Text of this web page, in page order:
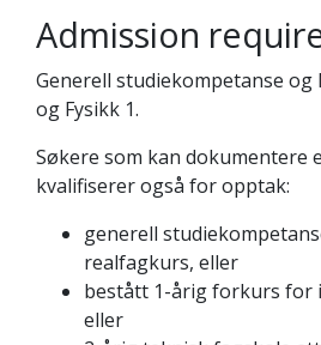
Admission
Generell studiekompetanse og
og Fysikk 1.
Søkere som kan dokumentere
kvalifiserer også for opptak:
generell
realfagkurs, eller
bestått 1-årig forkurs for
eller